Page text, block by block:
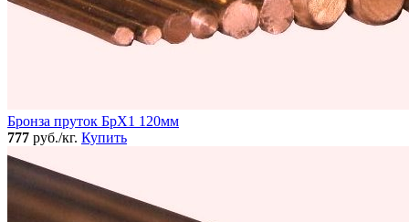
Бронза пруток БрХ1 120мм
777 руб./кг. Купить